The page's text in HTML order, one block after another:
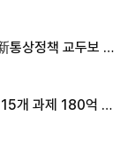
통상정책 교두보 활
개 과제 180억 지